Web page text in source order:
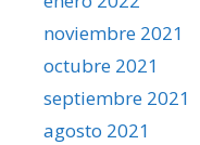
noviembre 2021
octubre 2021
septiembre 2021
agosto 2021